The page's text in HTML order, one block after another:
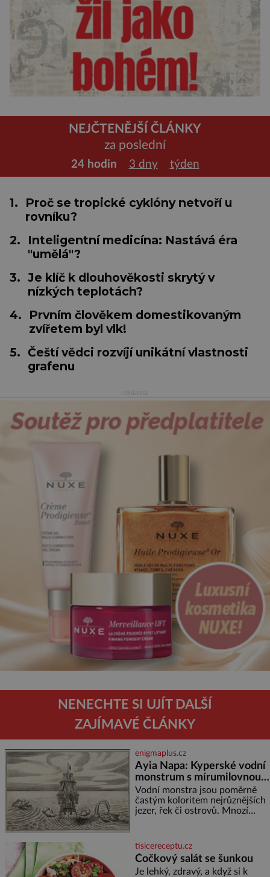
NEJČTENĚJŠÍ ČLÁNKY
za poslední
24 hodin 3 dny týden
1.
Proč se tropické cyklóny netvoří u
rovníku?
2.
Inteligentní medicína: Nastává éra
"umělá"?
3. Je klíč k dlouhověkosti skrytý v
nízkých teplotách?
4.
Prvním člověkem domestikovaným
zvířetem byl vlk!
5. Čeští vědci rozvíjí unikátní vlastnosti
grafenu
NENECHTE SI UJÍT DALŠÍ
ZAJÍMAVÉ ČLÁNKY
enigmaplus.cz
Ayia Napa: Kyperské vodní
monstrum s mírumilovnou
povahou
Vodní monstra jsou poměrně
častým koloritem nejrůznějších
jezer, řek či ostrovů. Mnozí
přitáhnout k němu pozornost
záhadám nakloněných turi
tisicereceptu.cz
Čočkový salát se šunkou
Je lehký, zdravý, a když si k